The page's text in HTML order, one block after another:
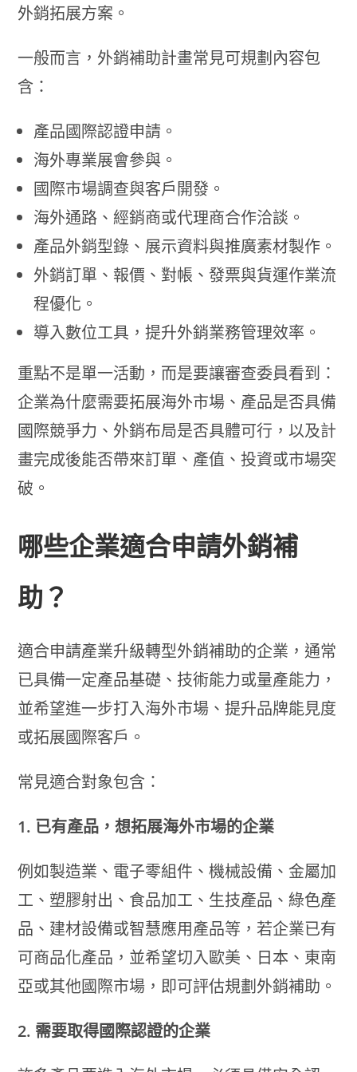
外銷拓展方案。
一般而言，外銷補助計畫常見可規劃內容包
含：
產品國際認證申請。
海外專業展會參與。
國際市場調查與客戶開發。
海外通路、經銷商或代理商合作洽談。
產品外銷型錄、展示資料與推廣素材製作。
外銷訂單、報價、對帳、發票與貨運作業流
程優化。
導入數位工具，提升外銷業務管理效率。
重點不是單一活動，而是要讓審查委員看到：
企業為什麼需要拓展海外市場、產品是否具備
國際競爭力、外銷布局是否具體可行，以及計
畫完成後能否帶來訂單、產值、投資或市場突
破。
哪些企業適合申請外銷補
助？
適合申請產業升級轉型外銷補助的企業，通常
已具備一定產品基礎、技術能力或量產能力，
並希望進一步打入海外市場、提升品牌能見度
或拓展國際客戶。
常見適合對象包含：
1. 已有產品，想拓展海外市場的企業
例如製造業、電子零組件、機械設備、金屬加
工、塑膠射出、食品加工、生技產品、綠色產
品、建材設備或智慧應用產品等，若企業已有
可商品化產品，並希望切入歐美、日本、東南
亞或其他國際市場，即可評估規劃外銷補助。
2. 需要取得國際認證的企業